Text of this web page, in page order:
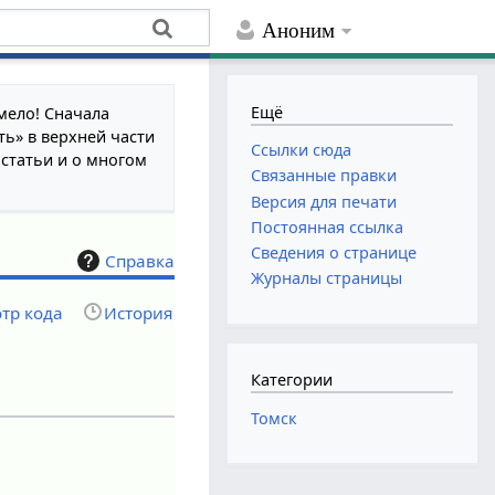
Аноним
Сначала
в верхней части
и о многом
Справка
кода История
Ещё
Ссылки сюда
Связанные правки
Версия для печати
Постоянная ссылка
Сведения о странице
Журналы страницы
Категории
Томск